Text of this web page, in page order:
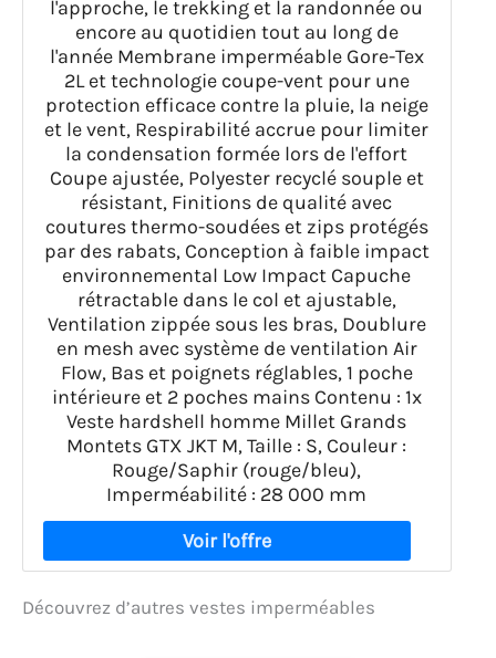
l'approche, le trekking et la randonnée ou
encore au quotidien tout au long de
l'année Membrane imperméable Gore-Tex
2L et technologie coupe-vent pour une
protection efficace contre la pluie, la neige
et le vent, Respirabilité accrue pour limiter
la condensation formée lors de l'effort
Coupe ajustée, Polyester recyclé souple et
résistant, Finitions de qualité avec
coutures thermo-soudées et zips protégés
par des rabats, Conception à faible impact
environnemental Low Impact Capuche
rétractable dans le col et ajustable,
Ventilation zippée sous les bras, Doublure
en mesh avec système de ventilation Air
Flow, Bas et poignets réglables, 1 poche
intérieure et 2 poches mains Contenu : 1x
Veste hardshell homme Millet Grands
Montets GTX JKT M, Taille : S, Couleur :
Rouge/Saphir (rouge/bleu),
Imperméabilité : 28 000 mm
Découvrez d’autres vestes imperméables